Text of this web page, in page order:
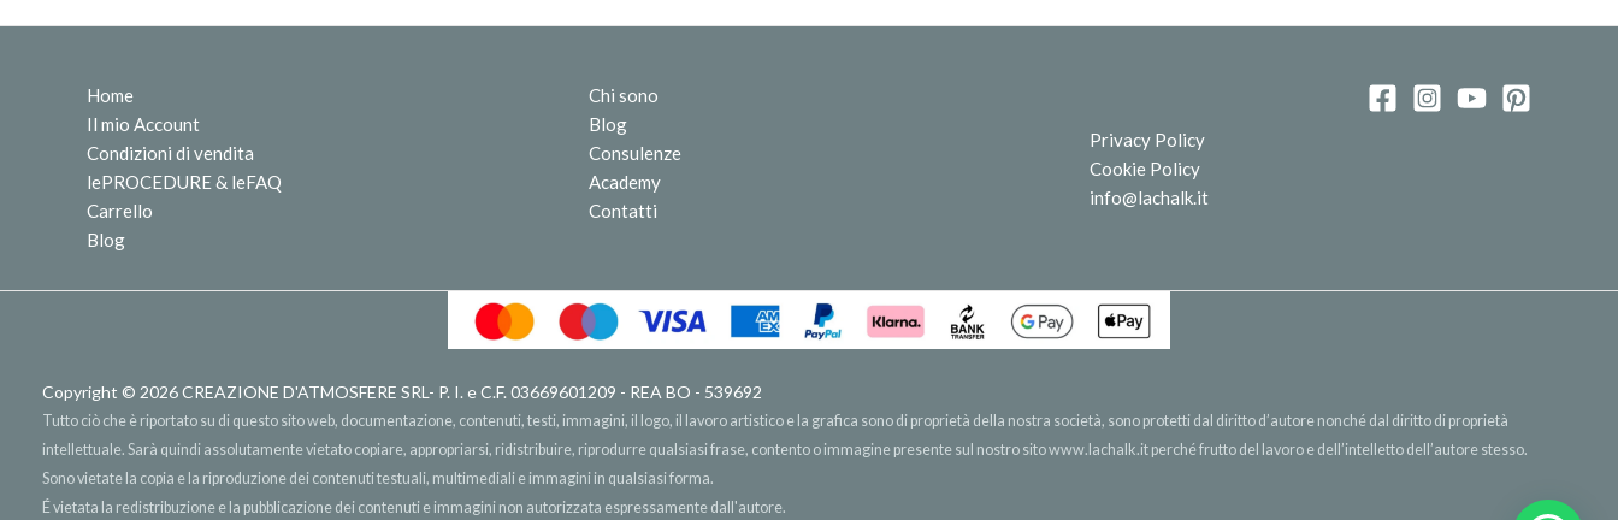
Home
Il mio Account
Condizioni di vendita
lePROCEDURE & leFAQ
Carrello
Blog
Chi sono
Blog
Consulenze
Academy
Contatti
Privacy Policy
Cookie Policy
info@lachalk.it
Copyright © 2026CREAZIONE D'ATMOSFERE SRL - P. I. e C.F. 03669601209 - REA BO - 539692
Tutto ciò che è riportato su di questo sito web, documentazione, contenuti, testi, immagini, il logo, il lavoro artistico e la grafica sono di proprietà della nostra società, sono protetti dal diritto d’autore nonché dal diritto di proprietà
intellettuale. Sarà quindi assolutamente vietato copiare, appropriarsi, ridistribuire, riprodurre qualsiasi frase, contento o immagine presente sul nostro sitowww.lachalk.it perché frutto del lavoro e dell’intelletto dell’autore stesso.
Sono vietate la copia e la riproduzione dei contenuti testuali, multimediali e immagini in qualsiasi forma.
É vietata la redistribuzione e la pubblicazione dei contenuti e immagini non autorizzata espressamente dall'autore.